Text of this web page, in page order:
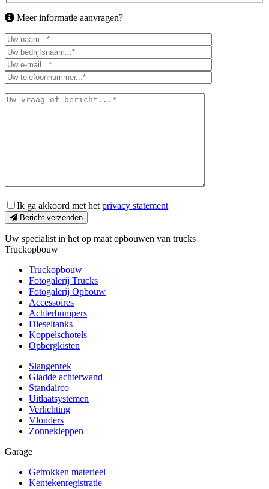
Meer informatie aanvragen?
Ik ga akkoord met hetprivacy statement
Bericht verzenden
Uw specialist in het op maat opbouwen van trucks
Truckopbouw
Truckopbouw
Fotogalerij Trucks
Fotogalerij Opbouw
Accessoires
Achterbumpers
Dieseltanks
Koppelschotels
Opbergkisten
Slangenrek
Gladde achterwand
Standairco
Uitlaatsystemen
Verlichting
Vlonders
Zonnekleppen
Garage
Getrokken materieel
Kentekenregistratie